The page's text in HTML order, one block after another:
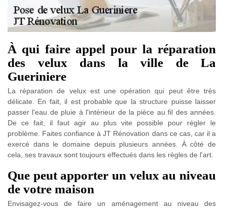
À qui faire appel pour la réparation
des velux dans la ville de La
Gueriniere
La réparation de velux est une opération qui peut être très
délicate. En fait, il est probable que la structure puisse laisser
passer l'eau de pluie à l'intérieur de la pièce au fil des années.
De ce fait, il faut agir au plus vite possible pour régler le
problème. Faites confiance à JT Rénovation dans ce cas, car il a
exercé dans le domaine depuis plusieurs années. À côté de
cela, ses travaux sont toujours effectués dans les règles de l'art.
Que peut apporter un velux au niveau
de votre maison
Envisagez-vous de faire un aménagement au niveau des